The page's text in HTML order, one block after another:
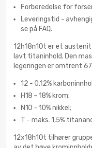
Forberedelse for
Leveringstid -
se på FAQ.
12h18n10t er et
lavt titaninhold. Den
legeringen er omtrent
12 - 0,12%
H18 - 18% krom;
N10 - 10% nikkel;
T - maks. 1,5%
12x18h10t tilhører